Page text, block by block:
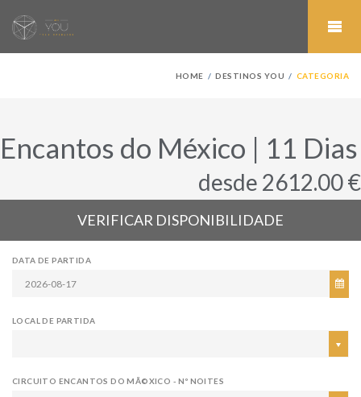
HOME DESTINOS YOU CATEGORIA
Encantos do México | 11 Dias
desde 2612.00 €
VERIFICAR DISPONIBILIDADE
DATA DE PARTIDA
LOCAL DE PARTIDA
CIRCUITO ENCANTOS DO MÃ©XICO - Nº NOITES